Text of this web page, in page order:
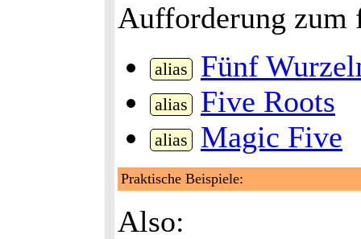
Aufforderung zum
alias Fünf
alias Five Roots
alias Magic Five
Praktische Beispiele:
Also: